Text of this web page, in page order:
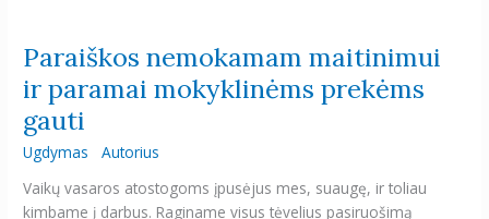
Paraiškos nemokamam maitinimui
ir paramai mokyklinėms prekėms
gauti
Ugdymas Autorius
Vaikų vasaros atostogoms įpusėjus mes, suaugę, ir toliau
kimbame į darbus. Raginame visus tėvelius pasiruošimą
maitinimui
ir
paramai
mokyklinėms
prekėms